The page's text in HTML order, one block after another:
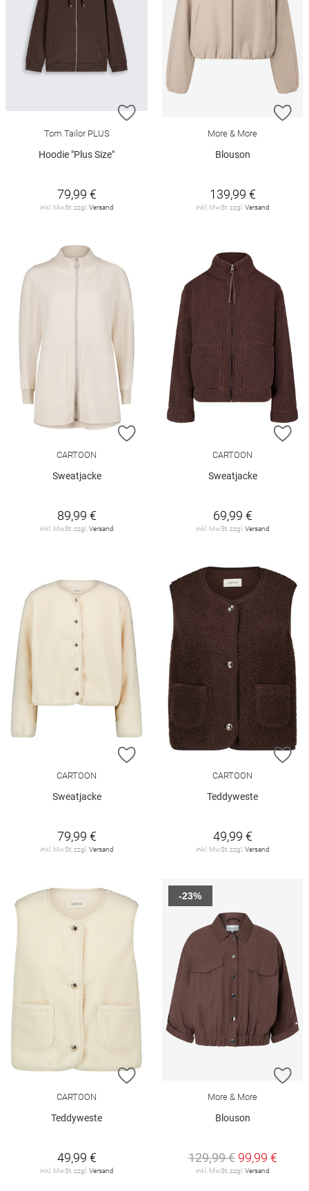
ZUR WUNSCHLISTE HINZUFÜGEN
Tom Tailor PLUS
Hoodie "Plus Size"
79,99 €
inkl. MwSt. zzgl. Versand
More & More
Blouson
139,99 €
inkl. MwSt. zzgl. Versand
ZUR WUNSCHLISTE HINZUFÜGEN
CARTOON
Sweatjacke
89,99 €
inkl. MwSt. zzgl. Versand
CARTOON
Sweatjacke
69,99 €
inkl. MwSt. zzgl. Versand
ZUR WUNSCHLISTE HINZUFÜGEN
CARTOON
Sweatjacke
79,99 €
inkl. MwSt. zzgl. Versand
CARTOON
Teddyweste
49,99 €
inkl. MwSt. zzgl. Versand
ZUR WUNSCHLISTE HINZUFÜGEN
CARTOON
Teddyweste
49,99 €
inkl. MwSt. zzgl. Versand
More & More
Blouson
129,99 € 99,99 €
inkl. MwSt. zzgl. Versand
-23%